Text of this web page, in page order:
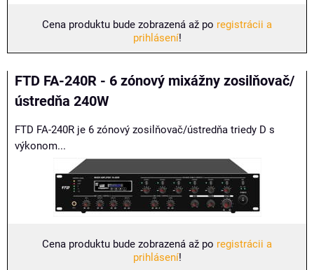
Cena produktu bude zobrazená až po registrácii a
prihlásení!
FTD FA-240R - 6 zónový mixážny zosilňovač/
ústredňa 240W
FTD FA-240R je 6 zónový zosilňovač/ústredňa triedy D s
výkonom...
Cena produktu bude zobrazená až po registrácii a
prihlásení!